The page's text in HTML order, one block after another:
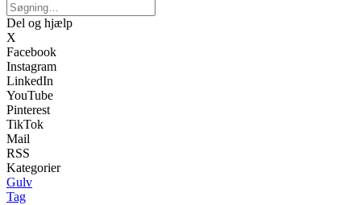
Del og hjælp
X
Facebook
Instagram
LinkedIn
YouTube
Pinterest
TikTok
Mail
RSS
Kategorier
Gulv
Tag